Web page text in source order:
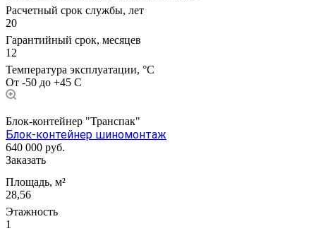
Расчетный срок службы, лет
20
Гарантийный срок, месяцев
12
Температура эксплуатации, °С
От -50 до +45 С
Блок-контейнер "Транспак"
Блок-контейнер шиномонтаж
640 000 руб.
Заказать
Площадь, м²
28,56
Этажность
1